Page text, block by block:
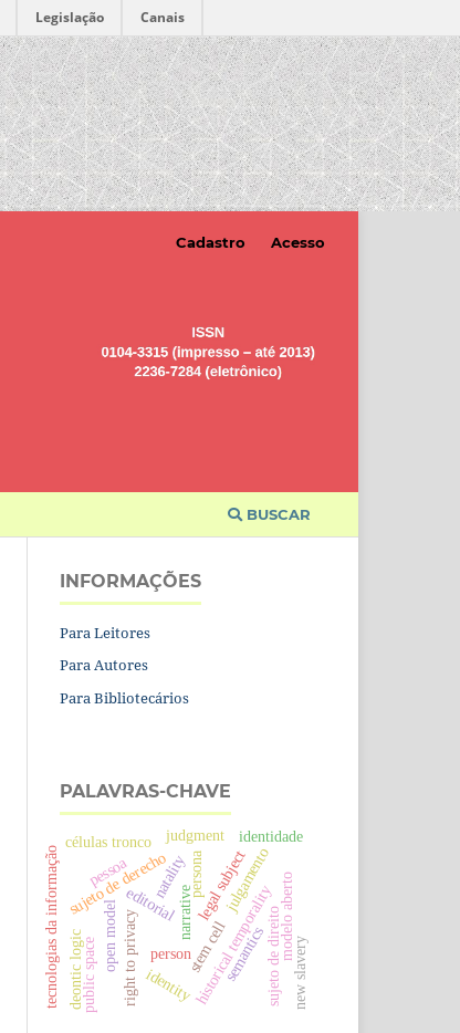
Legislação Canais
BUSCAR
Cadastro Acesso
INFORMAÇÕES
Para Leitores
Para Autores
Para Bibliotecários
PALAVRAS-CHAVE
editorial
open model person
legal subject
historical temporality
persona
sujeto de derecho
right to privacy
tecnologias da informação stem cell
células tronco
sujeto de direitomodelo aberto
narrative
public space
natality
judgment
julgamento
identidade
pessoa
identity new slavery
semantics
deontic logic